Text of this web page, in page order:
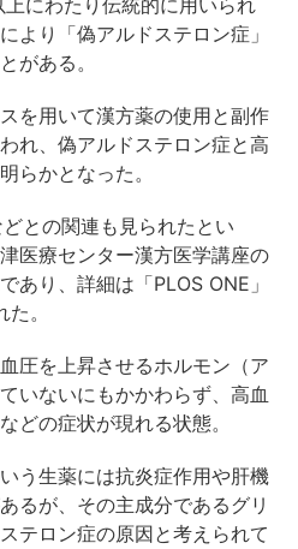
にわたり伝統的に用いられ
より「偽アルドステロン症」
がある。
を用いて漢方薬の使用と副作
れ、偽アルドステロン症と高
らかとなった。
との関連も見られたとい
医療センター漢方医学講座の
あり、詳細は「PLOS ONE」
。
圧を上昇させるホルモン（ア
いないにもかかわらず、高血
どの症状が現れる状態。
う生薬には抗炎症作用や肝機
るが、その主成分であるグリ
テロン症の原因と考えられて